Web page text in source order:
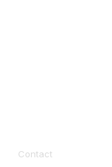
Contact